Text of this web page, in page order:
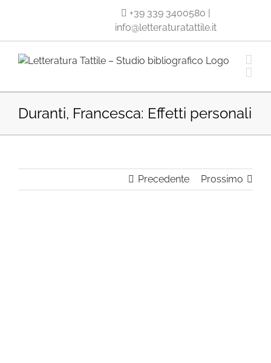
+39 339 3400580 |
info@letteraturatattile.it
Duranti, Francesca: Effetti personali
Precedente Prossimo